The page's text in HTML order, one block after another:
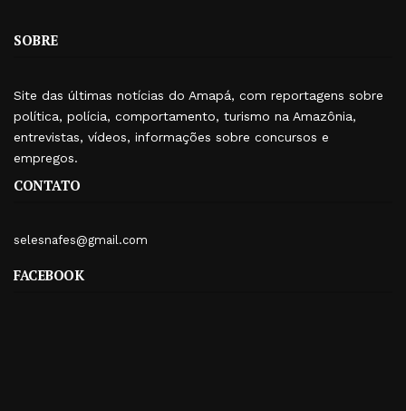
SOBRE
Site das últimas notícias do Amapá, com reportagens sobre
política, polícia, comportamento, turismo na Amazônia,
entrevistas, vídeos, informações sobre concursos e
empregos.
CONTATO
selesnafes@gmail.com
FACEBOOK